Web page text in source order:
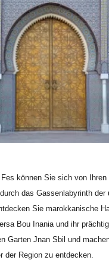
können Sie sich von Ihren
das Gassenlabyrinth der
Sie marokkanische
Bou Inania und ihr
Garten Jnan Sbil und
der Region zu entdecken.